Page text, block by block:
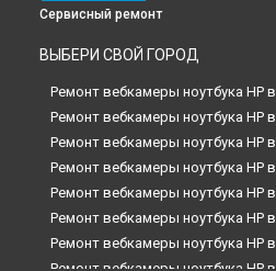
Сервисный ремонт
ВЫБЕРИ СВОЙ ГОРОД
Ремонт вебкамеры ноутбука HP в
Ремонт вебкамеры ноутбука HP в
Ремонт вебкамеры ноутбука HP в
Ремонт вебкамеры ноутбука HP в
Ремонт вебкамеры ноутбука HP в
Ремонт вебкамеры ноутбука HP в
Ремонт вебкамеры ноутбука HP в